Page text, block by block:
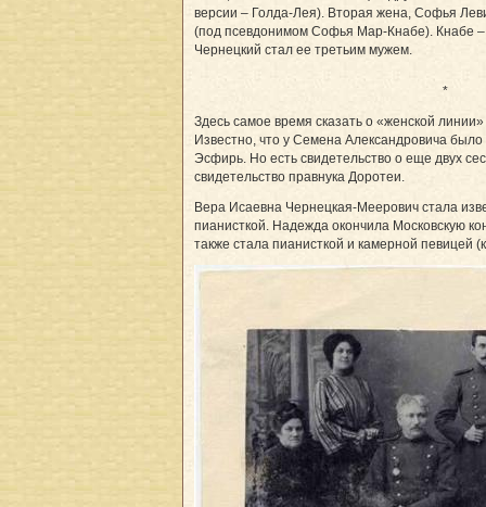
версии – Голда-Лея). Вторая жена, Софья
(под псевдонимом Софья Мар-Кнабе). Кнабе
Чернецкий стал ее третьим мужем.
*
Здесь самое время сказать о «женской
Известно, что у Семена Александровича
Эсфирь. Но есть свидетельство о еще двух
свидетельство правнука Доротеи.
Вера Исаевна Чернецкая-Меерович стала
пианисткой. Надежда окончила Московскую
также стала пианисткой и камерной певицей